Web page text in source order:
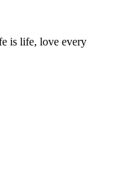
is life, love every